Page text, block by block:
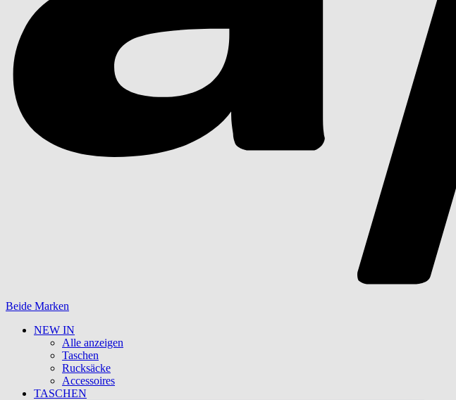
Beide Marken
NEW IN
Alle anzeigen
Taschen
Rucksäcke
Accessoires
TASCHEN